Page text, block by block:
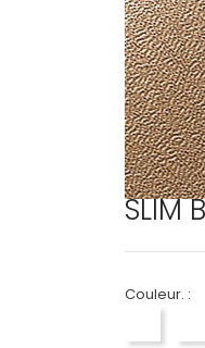
SLIM
Couleur. :